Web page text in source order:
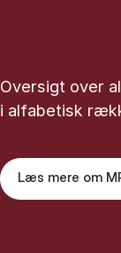
Oversigt over
i alfabetisk
Læs mere om